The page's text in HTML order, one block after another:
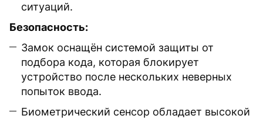
ситуаций.
Безопасность:
Замок оснащён системой защиты от
подбора кода, которая блокирует
устройство после нескольких неверных
попыток ввода.
Биометрический сенсор обладает высокой